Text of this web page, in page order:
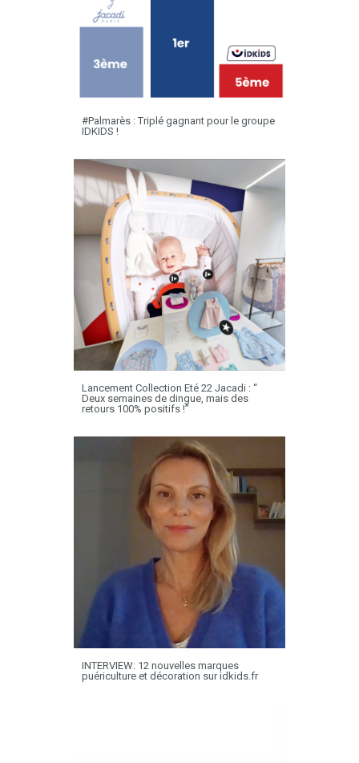
#Palmarès : Triplé gagnant pour le groupe
IDKIDS !
Lancement Collection Eté 22 Jacadi : “
Deux semaines de dingue, mais des
retours 100% positifs !”
INTERVIEW: 12 nouvelles marques
puériculture et décoration sur idkids.fr